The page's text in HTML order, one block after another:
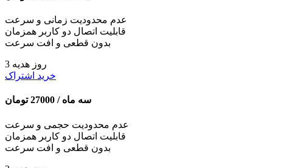
عدم محدودیت زمانی و سرعت
قابلیت اتصال دو کاربر همزمان
بدون قطعی و افت سرعت
3 روز هدیه
خرید اشتراک
سه ماه / 27000 تومان
عدم محدودیت حجمی و سرعت
قابلیت اتصال دو کاربر همزمان
بدون قطعی و افت سرعت